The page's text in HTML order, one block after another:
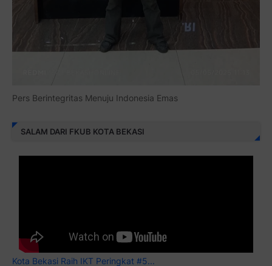
Pers Berintegritas Menuju Indonesia Emas
SALAM DARI FKUB KOTA BEKASI
Kota Bekasi Raih IKT Peringkat #5...